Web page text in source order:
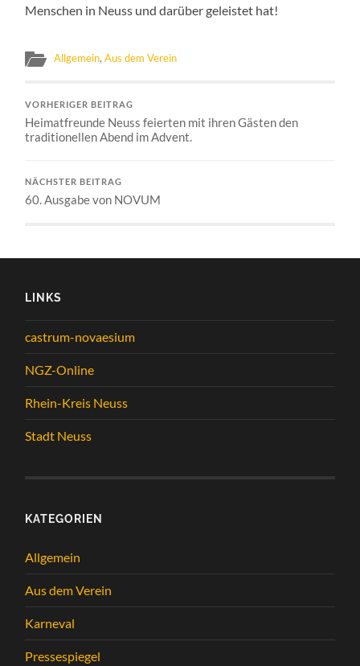
Menschen in Neuss und darüber geleistet hat!
Allgemein,Aus dem Verein
VORHERIGER BEITRAG
Heimatfreunde Neuss feierten mit ihren Gästen den
traditionellen Abend im Advent.
NÄCHSTER BEITRAG
60. Ausgabe von NOVUM
LINKS
castrum-novaesium
NGZ-Online
Rhein-Kreis Neuss
Stadt Neuss
KATEGORIEN
Allgemein
Aus dem Verein
Karneval
Pressespiegel